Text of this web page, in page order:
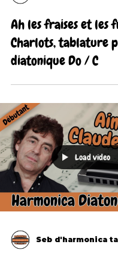
Ah les fraises et les
Charlots, tablature
diatonique Do / C
Load video
Seb d'harmonica